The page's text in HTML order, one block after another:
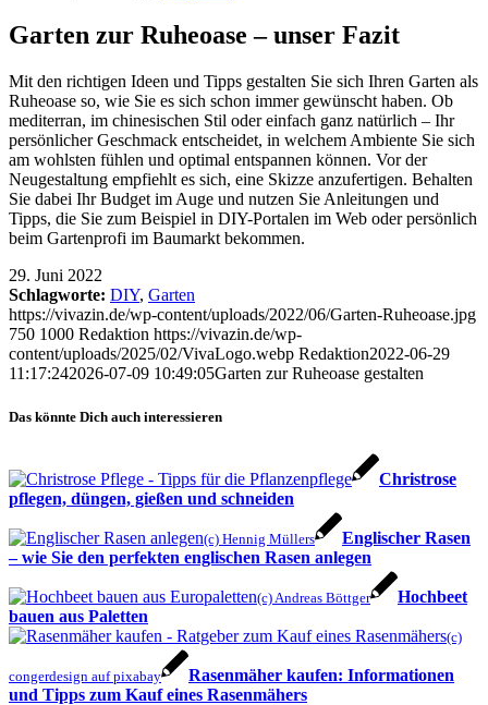
Garten zur Ruheoase – unser Fazit
Mit den richtigen Ideen und Tipps gestalten Sie sich Ihren Garten als
Ruheoase so, wie Sie es sich schon immer gewünscht haben. Ob
mediterran, im chinesischen Stil oder einfach ganz natürlich – Ihr
persönlicher Geschmack entscheidet, in welchem Ambiente Sie sich
am wohlsten fühlen und optimal entspannen können. Vor der
Neugestaltung empfiehlt es sich, eine Skizze anzufertigen. Behalten
Sie dabei Ihr Budget im Auge und nutzen Sie Anleitungen und
Tipps, die Sie zum Beispiel in DIY-Portalen im Web oder persönlich
beim Gartenprofi im Baumarkt bekommen.
29. Juni 2022
Schlagworte: DIY, Garten
https://vivazin.de/wp-content/uploads/2022/06/Garten-Ruheoase.jpg
750 1000 Redaktion https://vivazin.de/wp-
content/uploads/2025/02/VivaLogo.webp Redaktion2022-06-29
11:17:242026-07-09 10:49:05Garten zur Ruheoase gestalten
Das könnte Dich auch interessieren
Christrose
pflegen, düngen, gießen und schneiden
(c) Hennig Müllers
Englischer Rasen
– wie Sie den perfekten englischen Rasen anlegen
(c) Andreas Böttger
Hochbeet
bauen aus Paletten
(c)
congerdesign auf pixabay
Rasenmäher kaufen: Informationen
und Tipps zum Kauf eines Rasenmähers